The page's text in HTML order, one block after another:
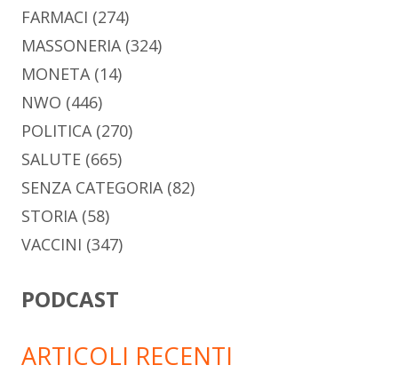
FARMACI (274)
MASSONERIA(324)
MONETA(14)
NWO (446)
POLITICA(270)
SALUTE (665)
SENZA CATEGORIA(82)
STORIA(58)
VACCINI (347)
PODCAST
ARTICOLI RECENTI